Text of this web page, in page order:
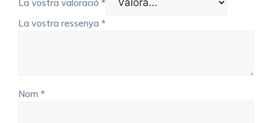
La vostra valoració *
La vostra ressenya *
Nom *